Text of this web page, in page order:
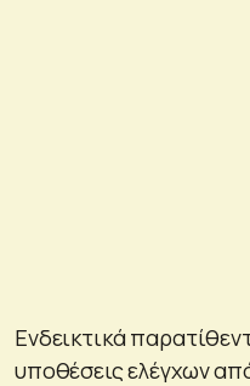
Ενδεικτικά
υποθέσεις ελέγχων